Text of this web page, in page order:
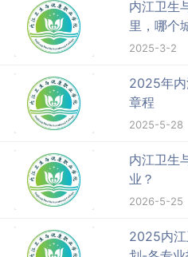
内江卫生
里，哪个
2025-3-2
2025年内
章程
2025-5-28
内江卫生
业？
2026-5-25
2025内